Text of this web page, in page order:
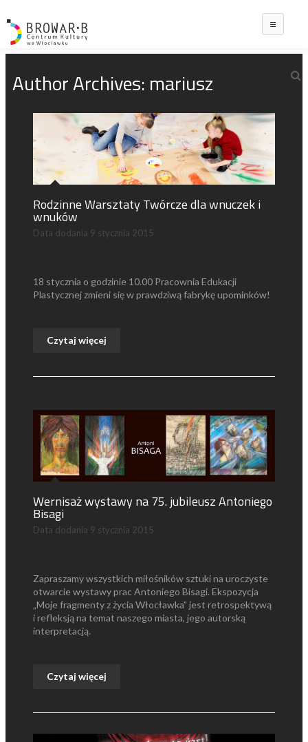
Author Archives: mariusz
Rodzinne Warsztaty Twórcze dla wnuczek i
wnuków
Data dodania 9 stycznia 2015
18 stycznia o godzinie 10.00 Pracownia Edukacji
Plastycznej zmieni się w prawdziwą fabrykę upominków!
Czytaj więcej
Wernisaż wystawy na 75. jubileusz Antoniego
Bisagi
Data dodania 9 stycznia 2015
Zapraszamy wszystkich miłośników sztuki na uroczyste
otwarcie wystawy prac Antoniego Bisagi. Ekspozycja
„Moje fragmenty z życia Włocławka” jest retrospektywą
i refleksją na temat naszego miasta, jego autorską
interpretacją.
Czytaj więcej